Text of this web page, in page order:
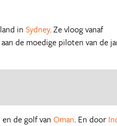
in Sydney. Ze vloog vanaf
de moedige piloten van de
de golf van Oman. En door